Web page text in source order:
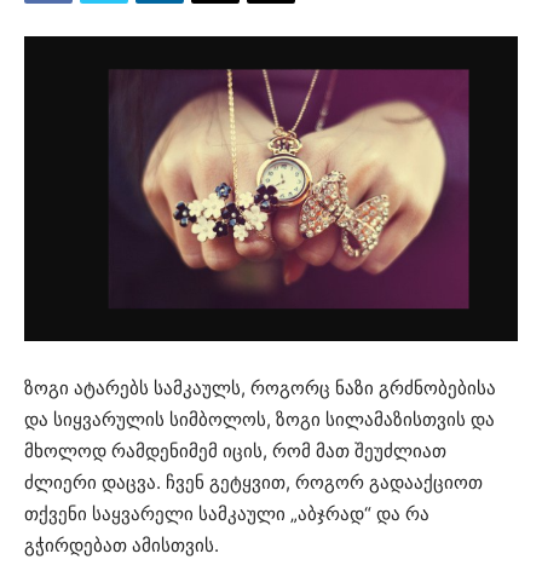
ზოგი ატარებს სამკაულს, როგორც ნაზი გრძნობებისა
და სიყვარულის სიმბოლოს, ზოგი სილამაზისთვის და
მხოლოდ რამდენიმემ იცის, რომ მათ შეუძლიათ
ძლიერი დაცვა. ჩვენ გეტყვით, როგორ გადააქციოთ
თქვენი საყვარელი სამკაული „აბჯრად“ და რა
გჭირდებათ ამისთვის.